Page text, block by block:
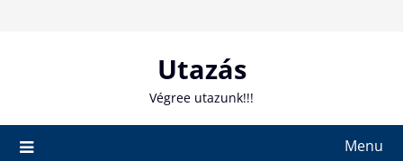
Utazás
Végree utazunk!!!
Menu